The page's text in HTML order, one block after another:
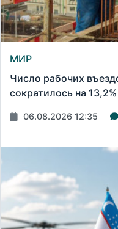
МИР
Число рабочих
сократилось на 13,2%
06.08.2026 12:35